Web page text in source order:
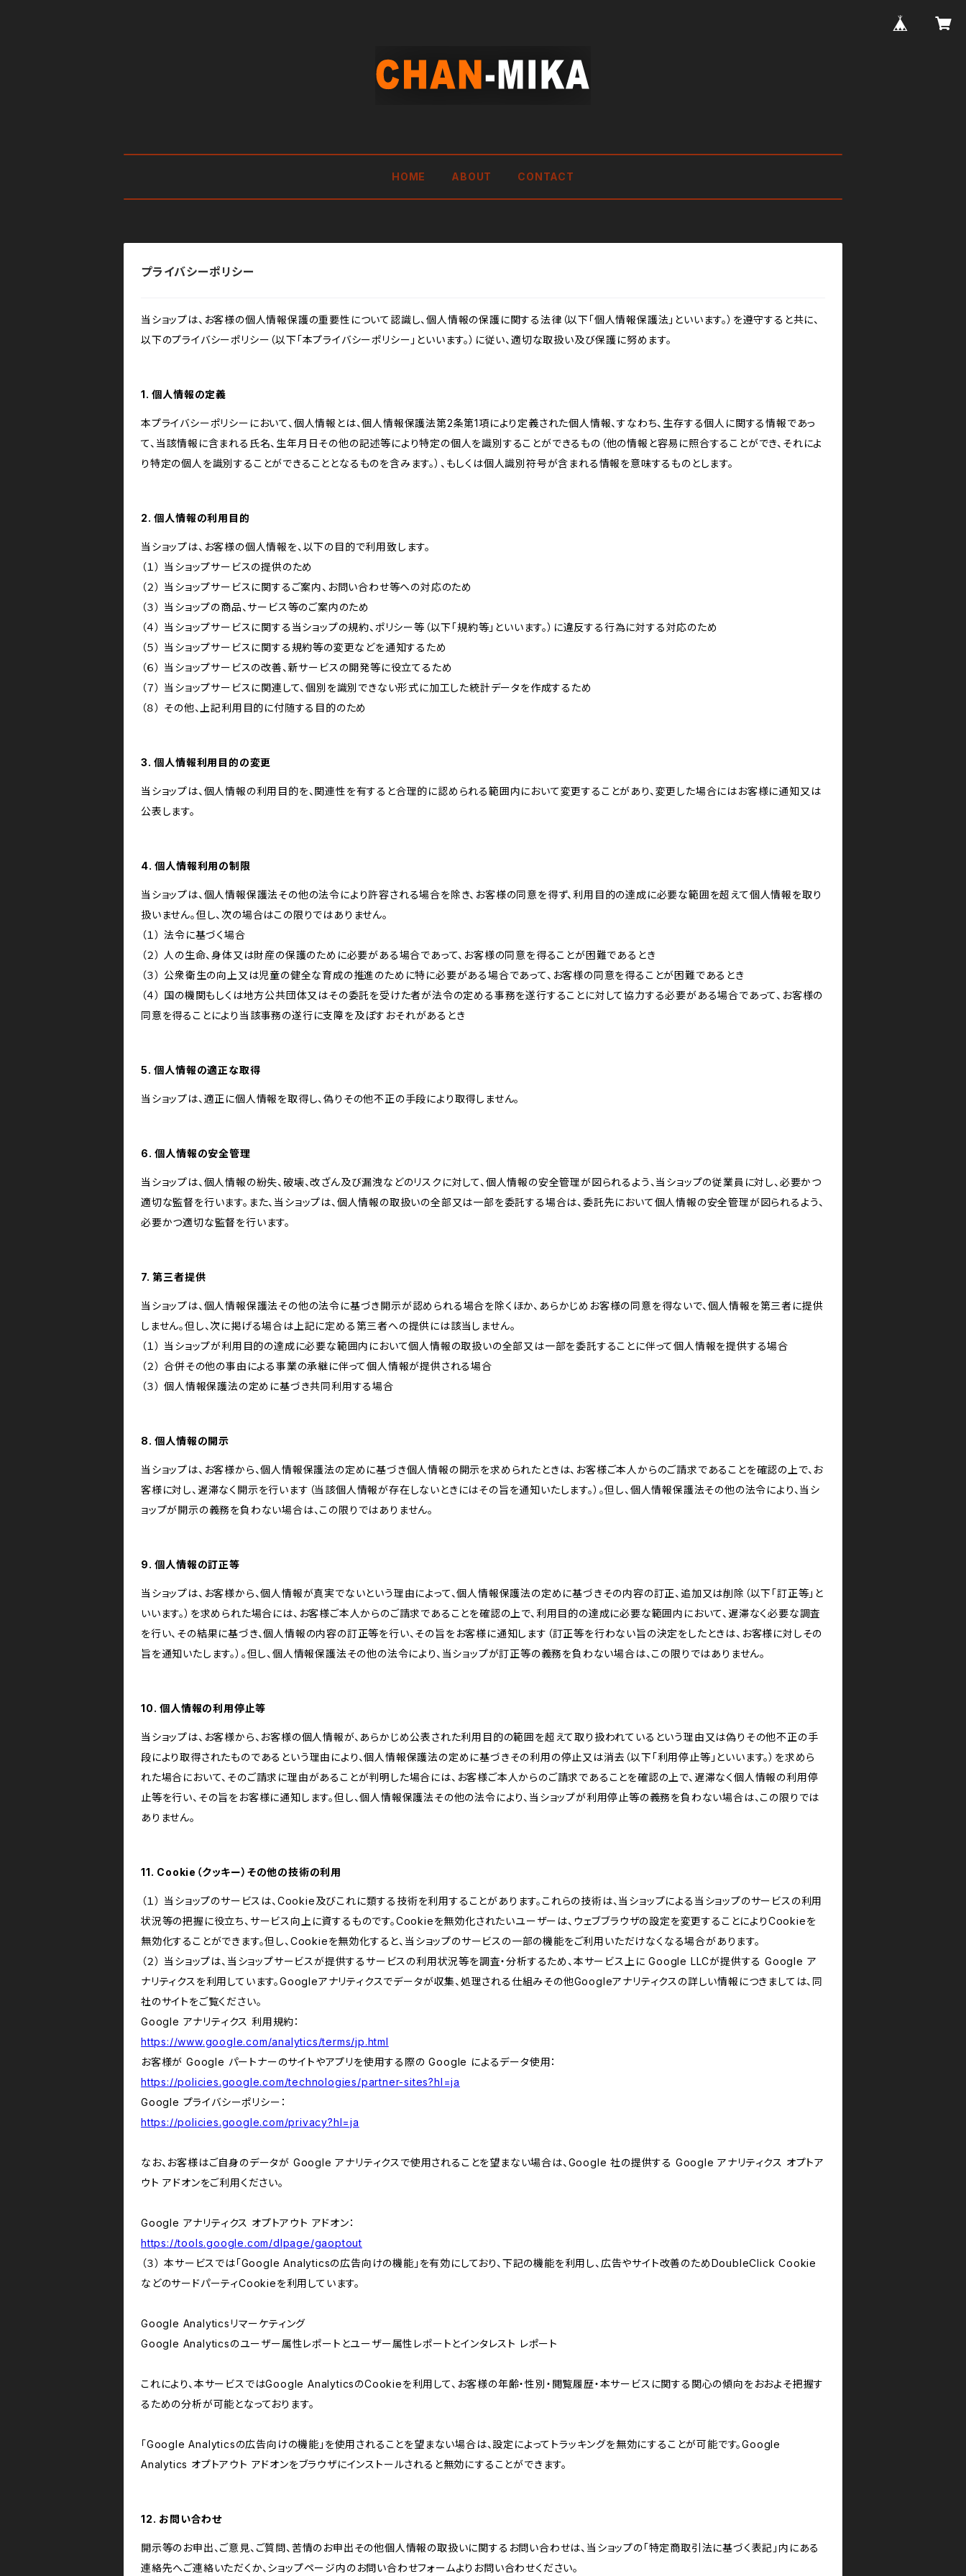
HOME ABOUT CONTACT
プライバシーポリシー
当ショップは、お客様の個人情報保護の重要性について認識し、個人情報の保護に関する法律（以下「個人情報保護法」といいます。）を遵守すると共に、
以下のプライバシーポリシー（以下「本プライバシーポリシー」といいます。）に従い、適切な取扱い及び保護に努めます。
1. 個人情報の定義
本プライバシーポリシーにおいて、個人情報とは、個人情報保護法第2条第1項により定義された個人情報、すなわち、生存する個人に関する情報であっ
て、当該情報に含まれる氏名、生年月日その他の記述等により特定の個人を識別することができるもの（他の情報と容易に照合することができ、それによ
り特定の個人を識別することができることとなるものを含みます。）、もしくは個人識別符号が含まれる情報を意味するものとします。
2. 個人情報の利用目的
当ショップは、お客様の個人情報を、以下の目的で利用致します。
（１） 当ショップサービスの提供のため
（２） 当ショップサービスに関するご案内、お問い合わせ等への対応のため
（３） 当ショップの商品、サービス等のご案内のため
（４） 当ショップサービスに関する当ショップの規約、ポリシー等（以下「規約等」といいます。）に違反する行為に対する対応のため
（５） 当ショップサービスに関する規約等の変更などを通知するため
（６） 当ショップサービスの改善、新サービスの開発等に役立てるため
（７） 当ショップサービスに関連して、個別を識別できない形式に加工した統計データを作成するため
（８） その他、上記利用目的に付随する目的のため
3. 個人情報利用目的の変更
当ショップは、個人情報の利用目的を、関連性を有すると合理的に認められる範囲内において変更することがあり、変更した場合にはお客様に通知又は
公表します。
4. 個人情報利用の制限
当ショップは、個人情報保護法その他の法令により許容される場合を除き、お客様の同意を得ず、利用目的の達成に必要な範囲を超えて個人情報を取り
扱いません。但し、次の場合はこの限りではありません。
（１） 法令に基づく場合
（２） 人の生命、身体又は財産の保護のために必要がある場合であって、お客様の同意を得ることが困難であるとき
（３） 公衆衛生の向上又は児童の健全な育成の推進のために特に必要がある場合であって、お客様の同意を得ることが困難であるとき
（４） 国の機関もしくは地方公共団体又はその委託を受けた者が法令の定める事務を遂行することに対して協力する必要がある場合であって、お客様の
同意を得ることにより当該事務の遂行に支障を及ぼすおそれがあるとき
5. 個人情報の適正な取得
当ショップは、適正に個人情報を取得し、偽りその他不正の手段により取得しません。
6. 個人情報の安全管理
当ショップは、個人情報の紛失、破壊、改ざん及び漏洩などのリスクに対して、個人情報の安全管理が図られるよう、当ショップの従業員に対し、必要かつ
適切な監督を行います。また、当ショップは、個人情報の取扱いの全部又は一部を委託する場合は、委託先において個人情報の安全管理が図られるよう、
必要かつ適切な監督を行います。
7. 第三者提供
当ショップは、個人情報保護法その他の法令に基づき開示が認められる場合を除くほか、あらかじめお客様の同意を得ないで、個人情報を第三者に提供
しません。但し、次に掲げる場合は上記に定める第三者への提供には該当しません。
（１） 当ショップが利用目的の達成に必要な範囲内において個人情報の取扱いの全部又は一部を委託することに伴って個人情報を提供する場合
（２） 合併その他の事由による事業の承継に伴って個人情報が提供される場合
（３） 個人情報保護法の定めに基づき共同利用する場合
8. 個人情報の開示
当ショップは、お客様から、個人情報保護法の定めに基づき個人情報の開示を求められたときは、お客様ご本人からのご請求であることを確認の上で、お
客様に対し、遅滞なく開示を行います（当該個人情報が存在しないときにはその旨を通知いたします。）。但し、個人情報保護法その他の法令により、当シ
ョップが開示の義務を負わない場合は、この限りではありません。
9. 個人情報の訂正等
当ショップは、お客様から、個人情報が真実でないという理由によって、個人情報保護法の定めに基づきその内容の訂正、追加又は削除（以下「訂正等」と
いいます。）を求められた場合には、お客様ご本人からのご請求であることを確認の上で、利用目的の達成に必要な範囲内において、遅滞なく必要な調査
を行い、その結果に基づき、個人情報の内容の訂正等を行い、その旨をお客様に通知します（訂正等を行わない旨の決定をしたときは、お客様に対しその
旨を通知いたします。）。但し、個人情報保護法その他の法令により、当ショップが訂正等の義務を負わない場合は、この限りではありません。
10. 個人情報の利用停止等
当ショップは、お客様から、お客様の個人情報が、あらかじめ公表された利用目的の範囲を超えて取り扱われているという理由又は偽りその他不正の手
段により取得されたものであるという理由により、個人情報保護法の定めに基づきその利用の停止又は消去（以下「利用停止等」といいます。）を求めら
れた場合において、そのご請求に理由があることが判明した場合には、お客様ご本人からのご請求であることを確認の上で、遅滞なく個人情報の利用停
止等を行い、その旨をお客様に通知します。但し、個人情報保護法その他の法令により、当ショップが利用停止等の義務を負わない場合は、この限りでは
ありません。
11. Cookie（クッキー）その他の技術の利用
（１） 当ショップのサービスは、Cookie及びこれに類する技術を利用することがあります。これらの技術は、当ショップによる当ショップのサービスの利用
状況等の把握に役立ち、サービス向上に資するものです。Cookieを無効化されたいユーザーは、ウェブブラウザの設定を変更することによりCookieを
無効化することができます。但し、Cookieを無効化すると、当ショップのサービスの一部の機能をご利用いただけなくなる場合があります。
（２） 当ショップは、当ショップサービスが提供するサービスの利用状況等を調査・分析するため、本サービス上に Google LLCが提供する Google ア
ナリティクスを利用しています。Googleアナリティクスでデータが収集、処理される仕組みその他Googleアナリティクスの詳しい情報につきましては、同
社のサイトをご覧ください。
Google アナリティクス 利用規約：
https://www.google.com/analytics/terms/jp.html
お客様が Google パートナーのサイトやアプリを使用する際の Google によるデータ使用：
https://policies.google.com/technologies/partner-sites?hl=ja
Google プライバシーポリシー：
https://policies.google.com/privacy?hl=ja
なお、お客様はご自身のデータが Google アナリティクスで使用されることを望まない場合は、Google 社の提供する Google アナリティクス オプトア
ウト アドオンをご利用ください。
Google アナリティクス オプトアウト アドオン：
https://tools.google.com/dlpage/gaoptout
（３） 本サービスでは「Google Analyticsの広告向けの機能」を有効にしており、下記の機能を利用し、広告やサイト改善のためDoubleClick Cookie
などのサードパーティCookieを利用しています。
Google Analyticsリマーケティング
Google Analyticsのユーザー属性レポートとユーザー属性レポートとインタレスト レポート
これにより、本サービスではGoogle AnalyticsのCookieを利用して、お客様の年齢・性別・閲覧履歴・本サービスに関する関心の傾向をおおよそ把握す
るための分析が可能となっております。
「Google Analyticsの広告向けの機能」を使用されることを望まない場合は、設定によってトラッキングを無効にすることが可能です。Google
Analytics オプトアウト アドオンをブラウザにインストールされると無効にすることができます。
12. お問い合わせ
開示等のお申出、ご意見、ご質問、苦情のお申出その他個人情報の取扱いに関するお問い合わせは、当ショップの「特定商取引法に基づく表記」内にある
連絡先へご連絡いただくか、ショップページ内のお問い合わせフォームよりお問い合わせください。